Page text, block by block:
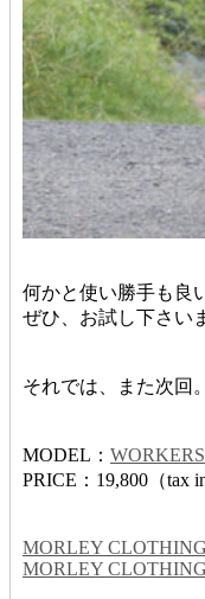
何かと使い勝手も良
ぜひ、お試し下さい
それでは、また次回。
MODEL：
PRICE：19,800（tax in
MORLEY
MORLEY